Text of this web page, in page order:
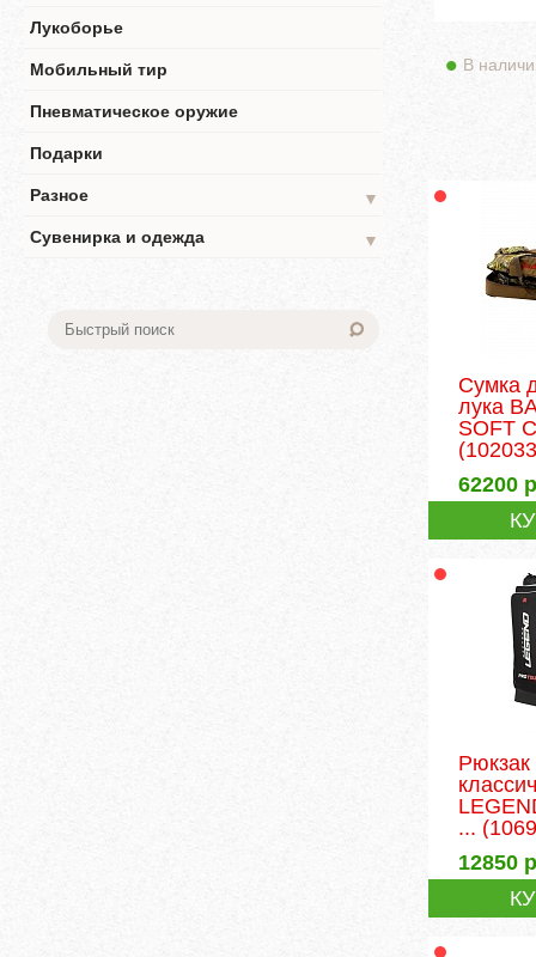
Лукоборье
Мобильный тир
Пневматическое оружие
Подарки
Разное
▼
Сувенирка и одежда
▼
В
Сумка
лука
SOFT
62200
...
12850